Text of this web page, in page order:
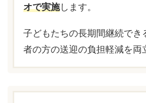
オで実施します。
子どもたちの長期間継続でき
者の方の送迎の負担軽減を両